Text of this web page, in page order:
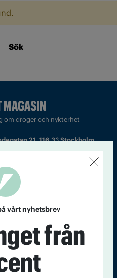
Sök
om droger och nykterhet
21, 116 33 Stockholm
Barbro Janson Lundkvist,
Tidningsarkiv In English
vårt nyhetsbrev
från